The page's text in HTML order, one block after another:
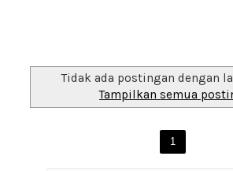
Tidak ada postingan dengan
Tampilkan semua
1